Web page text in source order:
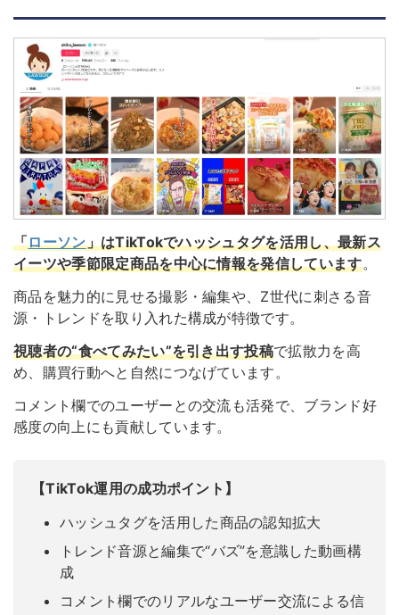
「ローソン」はTikTokでハッシュタグを活用し、最新ス
イーツや季節限定商品を中心に情報を発信しています。
商品を魅力的に見せる撮影・編集や、Z世代に刺さる音
源・トレンドを取り入れた構成が特徴です。
視聴者の“食べてみたい”を引き出す投稿で拡散力を高
め、購買行動へと自然につなげています。
コメント欄でのユーザーとの交流も活発で、ブランド好
感度の向上にも貢献しています。
【TikTok運用の成功ポイント】
ハッシュタグを活用した商品の認知拡大
トレンド音源と編集で“バズ”を意識した動画構
成
コメント欄でのリアルなユーザー交流による信